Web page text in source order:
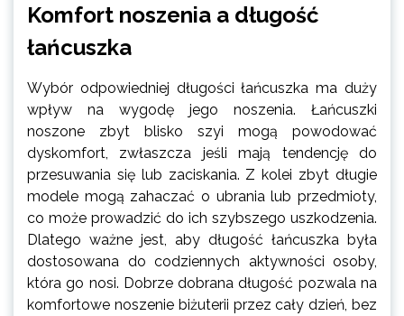
Komfort noszenia a długość
łańcuszka
Wybór odpowiedniej długości łańcuszka ma duży
wpływ na wygodę jego noszenia. Łańcuszki
noszone zbyt blisko szyi mogą powodować
dyskomfort, zwłaszcza jeśli mają tendencję do
przesuwania się lub zaciskania. Z kolei zbyt długie
modele mogą zahaczać o ubrania lub przedmioty,
co może prowadzić do ich szybszego uszkodzenia.
Dlatego ważne jest, aby długość łańcuszka była
dostosowana do codziennych aktywności osoby,
która go nosi. Dobrze dobrana długość pozwala na
komfortowe noszenie biżuterii przez cały dzień, bez